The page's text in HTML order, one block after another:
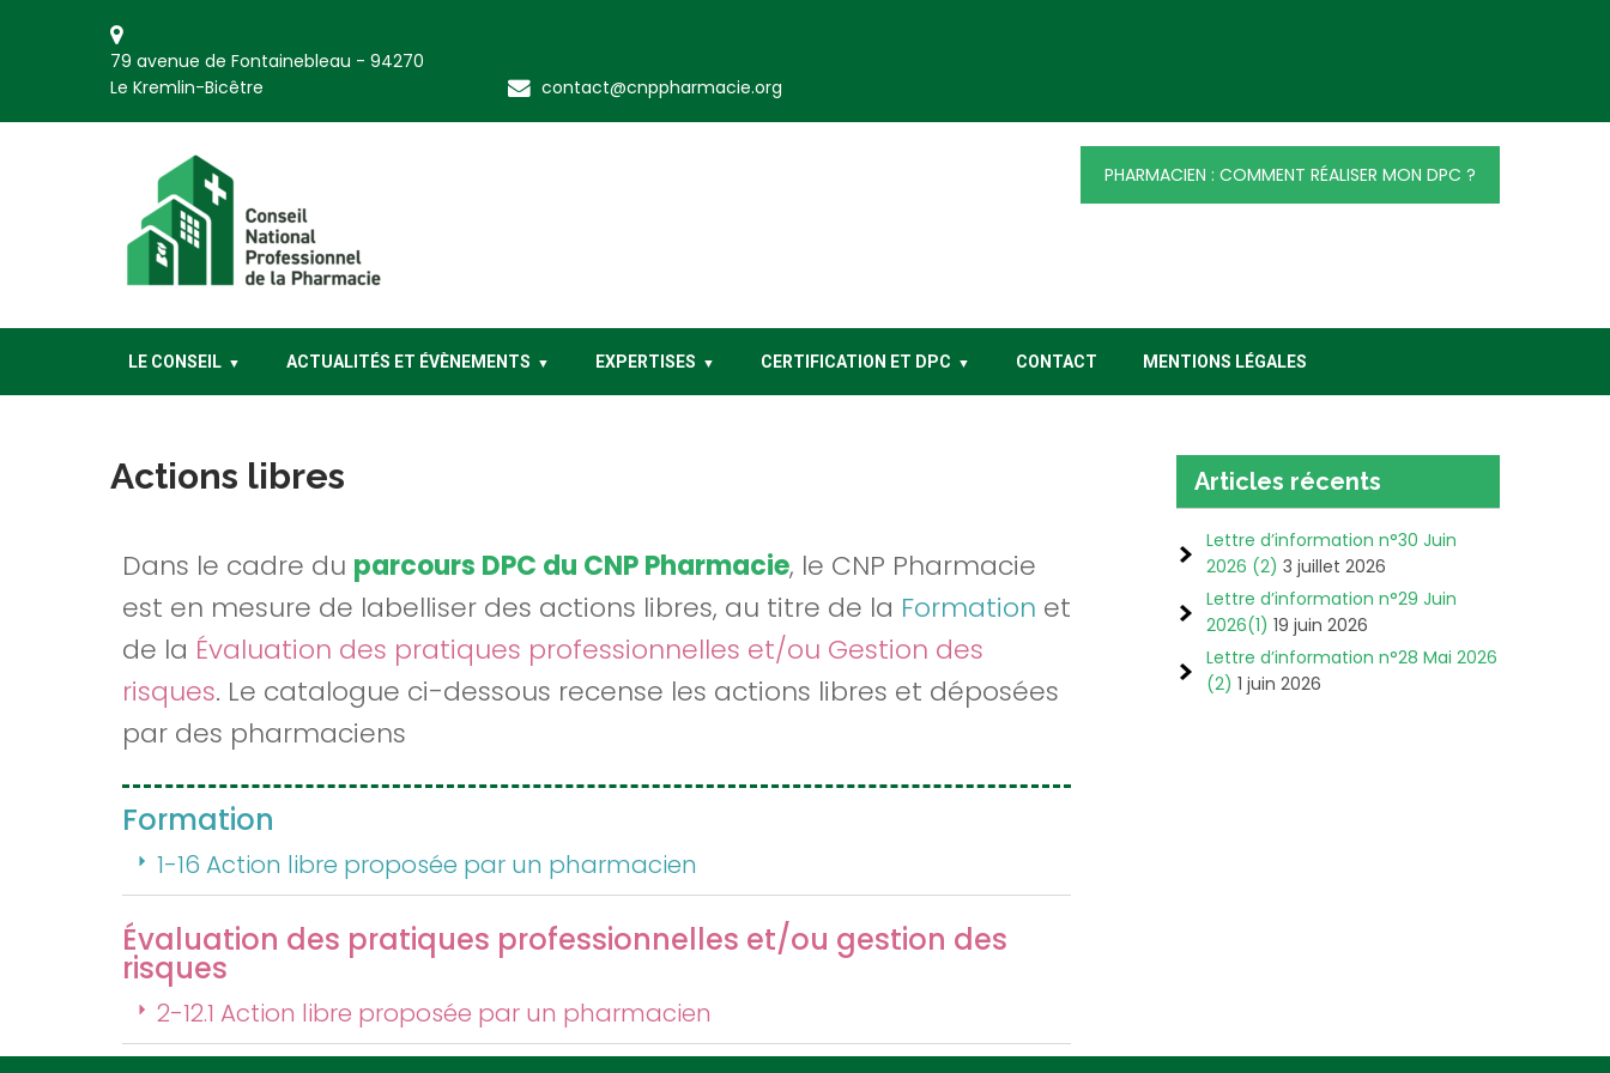
79 avenue de Fontainebleau - 94270
Le Kremlin-Bicêtre
contact@cnppharmacie.org
CNP Pharmacie
PHARMACIEN : COMMENT RÉALISER MON DPC ?
LE CONSEIL ACTUALITÉS ET ÉVÈNEMENTS EXPERTISES CERTIFICATION ET DPC CONTACT MENTIONS LÉGALES
Actions libres
Dans le cadre du parcours DPC du CNP Pharmacie, le CNP Pharmacie
est en mesure de labelliser des actions libres, au titre de la Formation et
de la Évaluation des pratiques professionnelles et/ou Gestion des
risques. Le catalogue ci-dessous recense les actions libres et déposées
par des pharmaciens
Formation
1-16 Action libre proposée par un pharmacien
Évaluation des pratiques professionnelles et/ou gestion des
risques
2-12.1 Action libre proposée par un pharmacien
Articles récents
Lettre d’information n°30 Juin
2026 (2) 3 juillet 2026
Lettre d’information n°29 Juin
2026(1) 19 juin 2026
Lettre d’information n°28 Mai 2026
(2) 1 juin 2026